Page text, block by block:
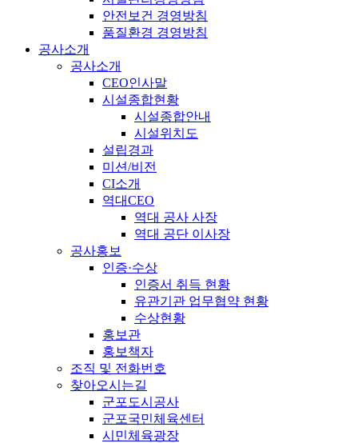
안전보건 경영방침
품질환경 경영방침
공사소개
공사소개
CEO인사말
시설종합현황
시설종합안내
시설위치도
설립경과
미션/비전
CI소개
역대CEO
역대 공사 사장
역대 공단 이사장
공사홍보
인증·수상
인증서 취득 현황
유관기관 업무협약 현황
수상현황
홍보관
홍보책자
조직 및 전화번호
찾아오시는길
군포도시공사
군포국민체육센터
시민체육광장